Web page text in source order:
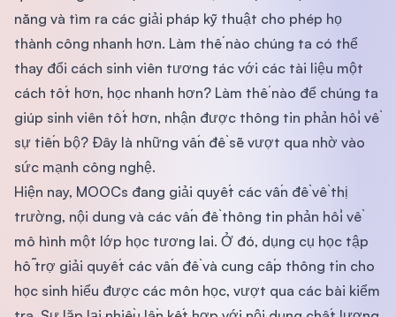
năng và tìm ra các giải pháp kỹ thuật cho phép họ
thành công nhanh hơn. Làm thế nào chúng ta có thể
thay đổi cách sinh viên tương tác với các tài liệu một
cách tốt hơn, học nhanh hơn? Làm thế nào để chúng ta
giúp sinh viên tốt hơn, nhận được thông tin phản hồi về
sự tiến bộ? Đây là những vấn đề sẽ vượt qua nhờ vào
sức mạnh công nghệ.
Hiện nay, MOOCs đang giải quyết các vấn đề về thị
trường, nội dung và các vấn đề thông tin phản hồi về
mô hình một lớp học tương lai. Ở đó, dụng cụ học tập
hỗ trợ giải quyết các vấn đề và cung cấp thông tin cho
học sinh hiểu được các môn học, vượt qua các bài kiểm